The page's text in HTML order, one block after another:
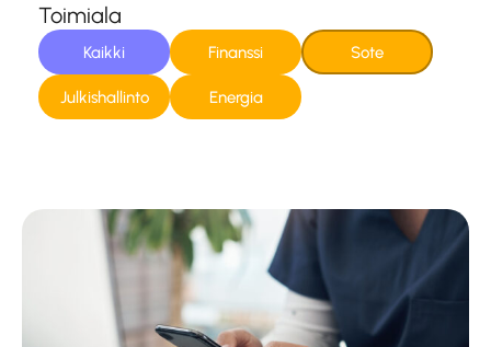
Toimiala
Kaikki Finanssi Sote
Julkishallinto Energia